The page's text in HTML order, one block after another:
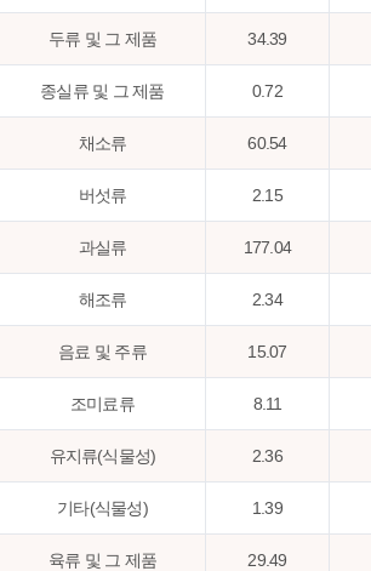
두류 및 그 제품 34.39
종실류 및 그 제품 0.72
채소류 60.54
버섯류 2.15
과실류 177.04
해조류 2.34
음료 및 주류 15.07
조미료류 8.11
유지류(식물성) 2.36
기타(식물성) 1.39
육류 및 그 제품 29.49